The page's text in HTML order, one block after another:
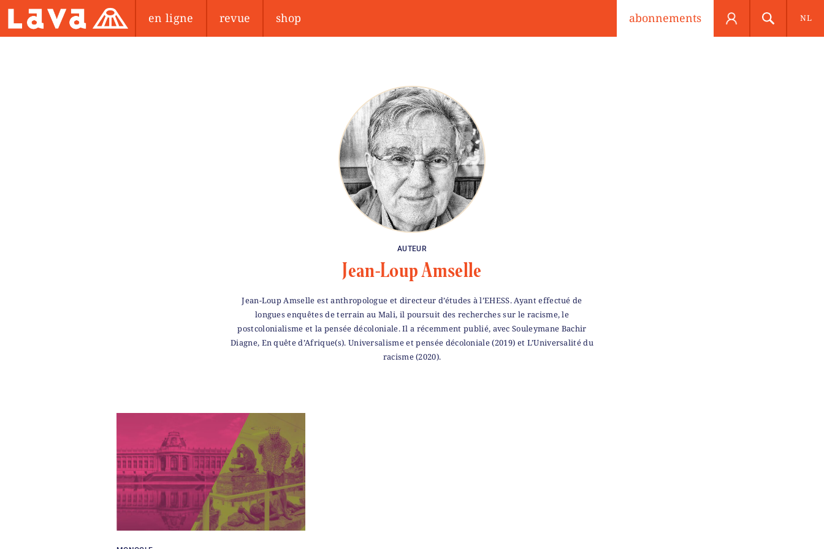
NL
en ligne revue shop abonnements
AUTEUR
Jean-Loup Amselle
Jean-Loup Amselle est anthropologue et directeur d’études à l’EHESS. Ayant effectué de
longues enquêtes de terrain au Mali, il poursuit des recherches sur le racisme, le
postcolonialisme et la pensée décoloniale. Il a récemment publié, avec Souleymane Bachir
Diagne, En quête d’Afrique(s). Universalisme et pensée décoloniale (2019) et L’Universalité du
racisme (2020).